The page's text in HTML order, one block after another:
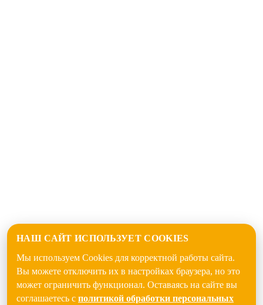
НАШ САЙТ ИСПОЛЬЗУЕТ COOKIES
Мы используем Cookies для корректной работы сайта.
Вы можете отключить их в настройках браузера, но это
может ограничить функционал. Оставаясь на сайте вы
соглашаетесь с политикой обработки персональных